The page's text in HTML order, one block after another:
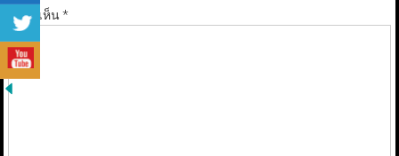
ความเห็น*